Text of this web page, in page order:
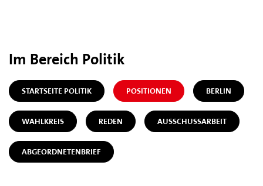
Im Bereich Politik
STARTSEITE POLITIK POSITIONEN BERLIN
WAHLKREIS REDEN AUSSCHUSSARBEIT
ABGEORDNETENBRIEF